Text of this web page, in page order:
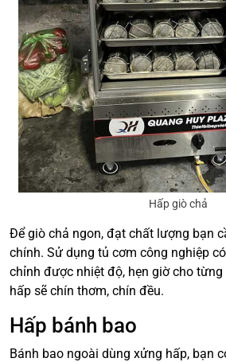
Hấp giò chả
Để giò chả ngon, đạt chất lượng bạn
chính. Sử dụng tủ cơm công nghiệp
chỉnh được nhiệt độ, hẹn giờ cho
hấp sẽ chín thơm, chín đều.
Hấp bánh bao
Bánh bao ngoài dùng xửng hấp, bạn